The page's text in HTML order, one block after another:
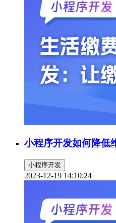
小程序开发如何降低
小程序开发
2023-12-19 14:10:24